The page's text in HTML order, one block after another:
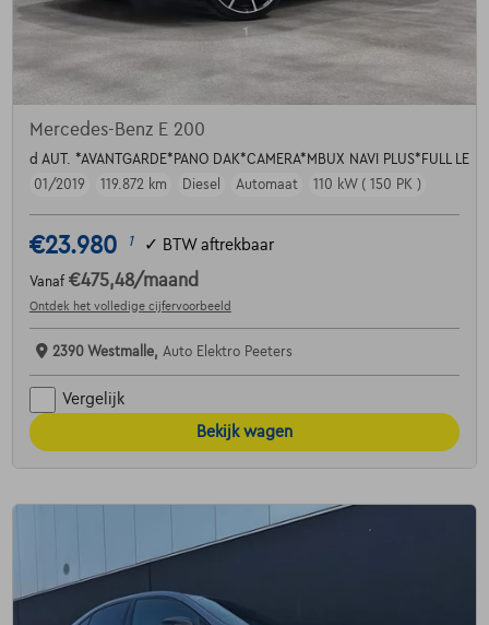
Mercedes-Benz E 200
d AUT. *AVANTGARDE*PANO DAK*CAMERA*MBUX NAVI PLUS*FULL LE
01/2019
119.872 km Diesel Automaat 110 kW ( 150 PK )
€23.980 1 ✓ BTW aftrekbaar
Vanaf €475,48/maand
Ontdek het volledige cijfervoorbeeld
2390 Westmalle, Auto Elektro Peeters
Vergelijk
Bekijk wagen